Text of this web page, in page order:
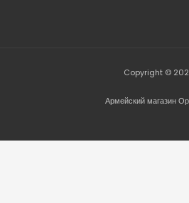
Copyright ©
Армейский магазин